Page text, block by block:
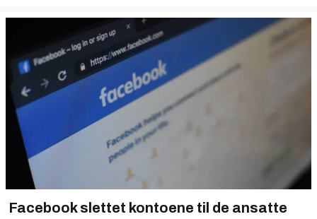
Facebook slettet kontoene til de ansatte